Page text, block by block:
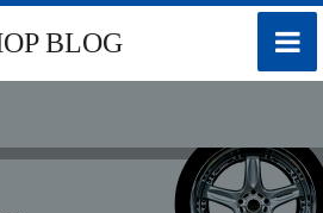
toggle
BLOG